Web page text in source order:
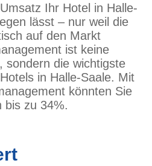
Ihr Hotel in Halle-
lässt – nur weil die
auf den Markt
ist keine
sondern die wichtigste
in Halle-Saale. Mit
könnten Sie
bis zu 34%.